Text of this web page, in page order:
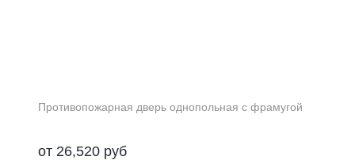
Противопожарная дверь однопольная с фрамугой
от 26,520 руб